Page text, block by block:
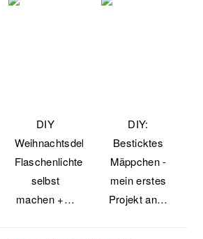
DIY
Weihnachtsdeko:
Flaschenlichter
selbst
machen +…
DIY:
Besticktes
Mäppchen -
mein erstes
Projekt an…